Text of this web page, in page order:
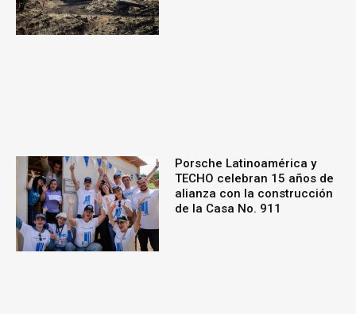
Porsche Latinoamérica y
TECHO celebran 15 años de
alianza con la construcción
de la Casa No. 911